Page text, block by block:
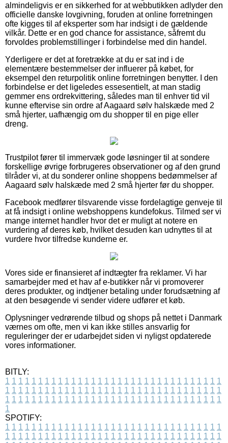
almindeligvis er en sikkerhed for at webbutikken adlyder den
officielle danske lovgivning, foruden at online forretningen
ofte kigges til af eksperter som har indsigt i de gældende
vilkår. Dette er en god chance for assistance, såfremt du
forvoldes problemstillinger i forbindelse med din handel.
Yderligere er det at foretrække at du er sat ind i de
elementære bestemmelser der influerer på købet, for
eksempel den returpolitik online forretningen benytter. I den
forbindelse er det ligeledes essesentielt, at man stadig
gemmer ens ordrekvittering, således man til enhver tid vil
kunne eftervise sin ordre af Aagaard sølv halskæde med 2
små hjerter, uafhængig om du shopper til en pige eller
dreng.
Trustpilot fører til immervæk gode løsninger til at sondere
forskellige øvrige forbrugeres observationer og af den grund
tilråder vi, at du sonderer online shoppens bedømmelser af
Aagaard sølv halskæde med 2 små hjerter før du shopper.
Facebook medfører tilsvarende visse fordelagtige genveje til
at få indsigt i online webshoppens kundefokus. Tilmed ser vi
mange internet handler hvor det er muligt at notere en
vurdering af deres køb, hvilket desuden kan udnyttes til at
vurdere hvor tilfredse kunderne er.
Vores side er finansieret af indtægter fra reklamer. Vi har
samarbejder med et hav af e-butikker når vi promoverer
deres produkter, og indtjener betaling under forudsætning af
at den besøgende vi sender videre udfører et køb.
Oplysninger vedrørende tilbud og shops på nettet i Danmark
værnes om ofte, men vi kan ikke stilles ansvarlig for
reguleringer der er udarbejdet siden vi nyligst opdaterede
vores informationer.
BITLY:
1 1 1 1 1 1 1 1 1 1 1 1 1 1 1 1 1 1 1 1 1 1 1 1 1 1 1 1 1 1 1 1 1
1 1 1 1 1 1 1 1 1 1 1 1 1 1 1 1 1 1 1 1 1 1 1 1 1 1 1 1 1 1 1 1 1
1 1 1 1 1 1 1 1 1 1 1 1 1 1 1 1 1 1 1 1 1 1 1 1 1 1 1 1 1 1 1 1 1
1
SPOTIFY:
1 1 1 1 1 1 1 1 1 1 1 1 1 1 1 1 1 1 1 1 1 1 1 1 1 1 1 1 1 1 1 1 1
1 1 1 1 1 1 1 1 1 1 1 1 1 1 1 1 1 1 1 1 1 1 1 1 1 1 1 1 1 1 1 1 1